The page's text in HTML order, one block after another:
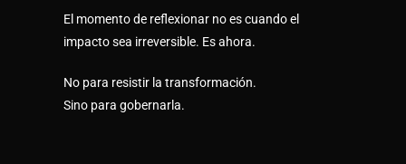
El momento de reflexionar no es cuando el
impacto sea irreversible. Es ahora.
No para resistir la transformación.
Sino para gobernarla.